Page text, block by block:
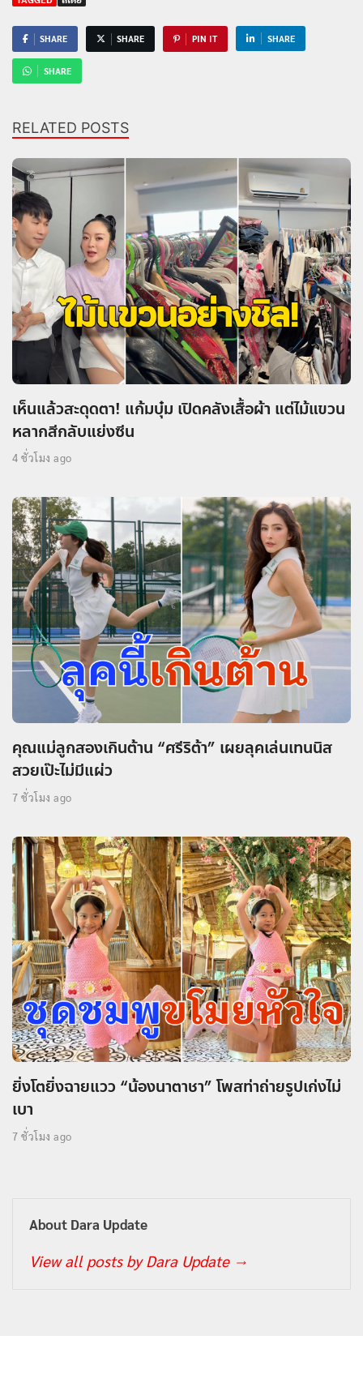
SHARE SHARE PIN IT SHARE
SHARE
RELATED POSTS
เห็นแล้วสะดุดตา! แก้มบุ๋ม เปิดคลังเสื้อผ้า แต่ไม้แขวน
หลากสีกลับแย่งซีน
4 ชั่วโมง ago
คุณแม่ลูกสองเกินต้าน “ศรีริต้า” เผยลุคเล่นเทนนิส
สวยเป๊ะไม่มีแผ่ว
7 ชั่วโมง ago
ยิ่งโตยิ่งฉายแวว “น้องนาตาชา” โพสท่าถ่ายรูปเก่งไม่
เบา
7 ชั่วโมง ago
About Dara Update
View all posts by Dara Update →